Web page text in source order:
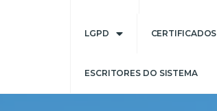
LGPD CERTIFICADOS
ESCRITORES DO SISTEMA